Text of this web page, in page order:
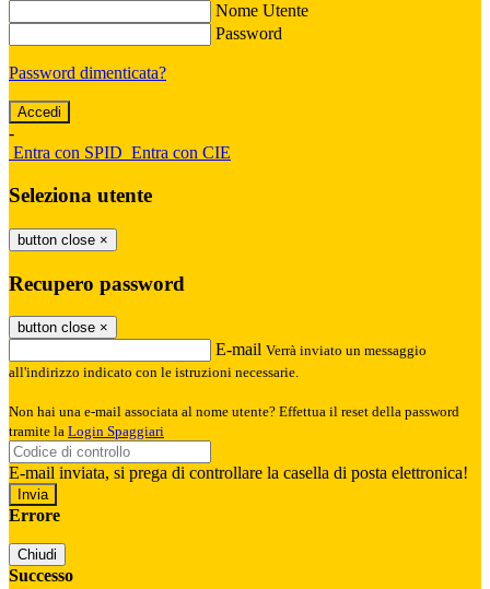
Nome Utente
Password
Password dimenticata?
-
Entra con SPID Entra con CIE
Seleziona utente
button close ×
Recupero password
button close ×
E-mail Verrà inviato un messaggio
all'indirizzo indicato con le istruzioni necessarie.
Non hai una e-mail associata al nome utente? Effettua il reset della password
tramite la Login Spaggiari
E-mail inviata, si prega di controllare la casella di posta elettronica!
Errore
Chiudi
Successo